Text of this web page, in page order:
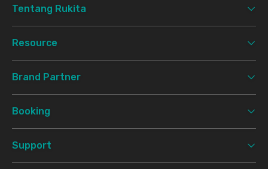
Tentang Rukita
Resource
Brand Partner
Booking
Support